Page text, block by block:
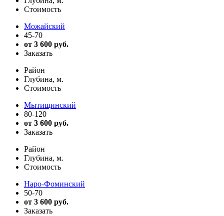
Стоимость
Можайский
45-70
от 3 600 руб.
Заказать
Район
Глубина, м.
Стоимость
Мытищинский
80-120
от 3 600 руб.
Заказать
Район
Глубина, м.
Стоимость
Наро-Фоминский
50-70
от 3 600 руб.
Заказать